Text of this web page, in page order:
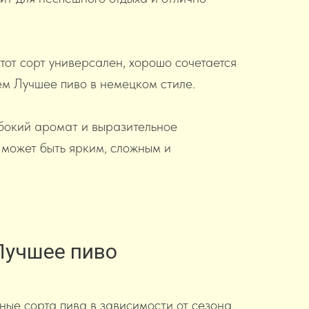
сорт универсален, хорошо сочетается
Лучшее пиво в немецком стиле.
аромат и выразительное
быть ярким, сложным и
пиво
сорта пива в зависимости от сезона.